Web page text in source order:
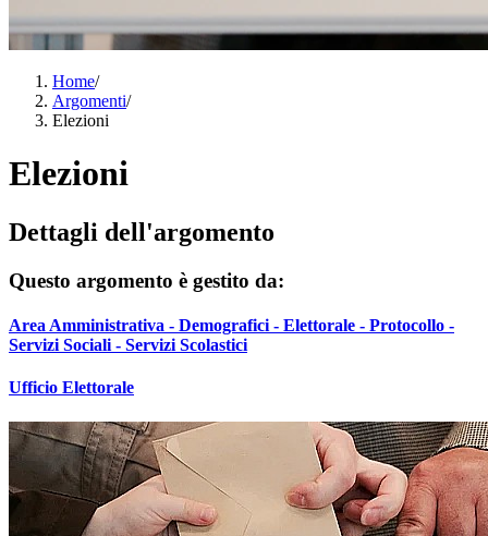
Home/
Argomenti/
Elezioni
Elezioni
Dettagli dell'argomento
Questo argomento è gestito da:
Area Amministrativa - Demografici - Elettorale - Protocollo -
Servizi Sociali - Servizi Scolastici
Ufficio Elettorale